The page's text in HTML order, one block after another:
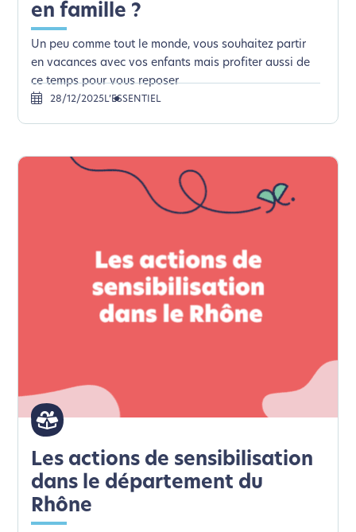
en famille ?
Un peu comme tout le monde, vous souhaitez partir
en vacances avec vos enfants mais profiter aussi de
ce temps pour vous reposer
28/12/2025 L’ESSENTIEL
Les actions de sensibilisation
dans le département du
Rhône